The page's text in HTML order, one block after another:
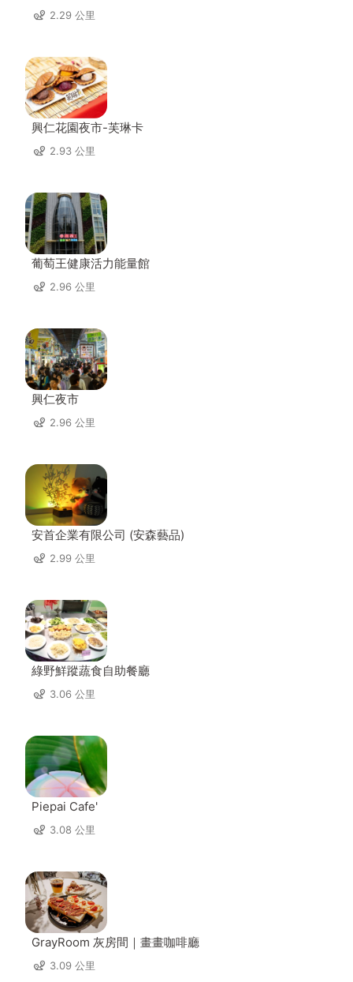
2.29 公里
興仁花園夜市-芙琳卡
2.93 公里
葡萄王健康活力能量館
2.96 公里
興仁夜市
2.96 公里
安首企業有限公司 (安森藝品)
2.99 公里
綠野鮮蹤蔬食自助餐廳
3.06 公里
Piepai Cafe'
3.08 公里
GrayRoom 灰房間｜畫畫咖啡廳
3.09 公里